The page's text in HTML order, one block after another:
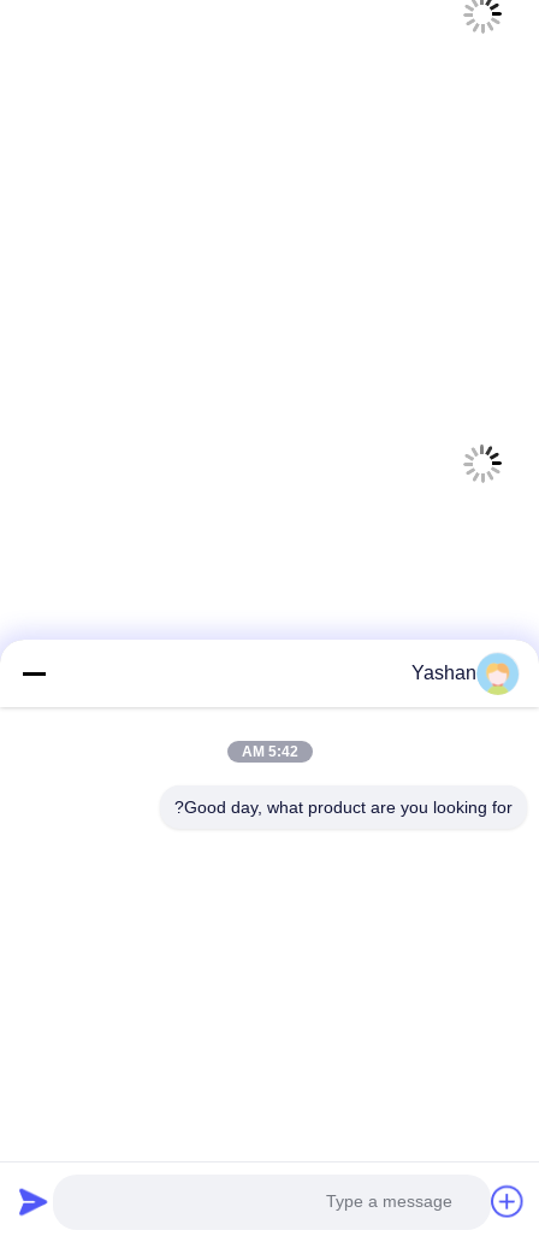
Yashan
5:42 AM
Good day, what product are you looking for?